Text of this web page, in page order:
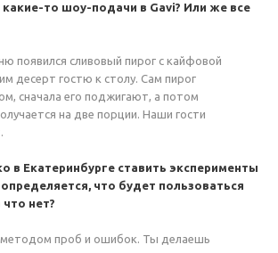
то шоу-подачи в Gavi? Или же все
появился сливовый пирог c кайфовой
десерт гостю к столу. Сам пирог
сначала его поджигают, а потом
на две порции. Наши гости
в Екатеринбурге ставить эксперименты
что будет пользоваться
нет?
проб и ошибок. Ты делаешь